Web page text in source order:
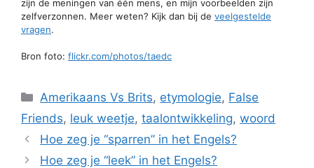
zijn de meningen van één mens, en mijn voorbeelden zijn
zelfverzonnen. Meer weten? Kijk dan bij de veelgestelde
vragen.
Bron foto: flickr.com/photos/taedc
Categorieën
Amerikaans Vs Brits, etymologie, False
Friends, leuk weetje, taalontwikkeling, woord
Hoe zeg je “sparren” in het Engels?
Hoe zeg je “leek” in het Engels?